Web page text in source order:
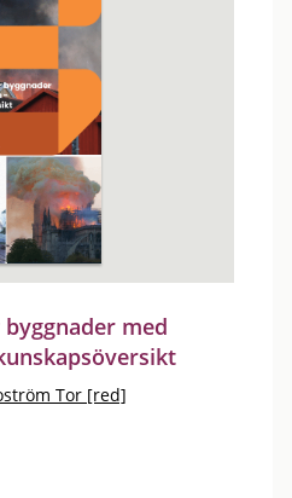
med
Tor [red]